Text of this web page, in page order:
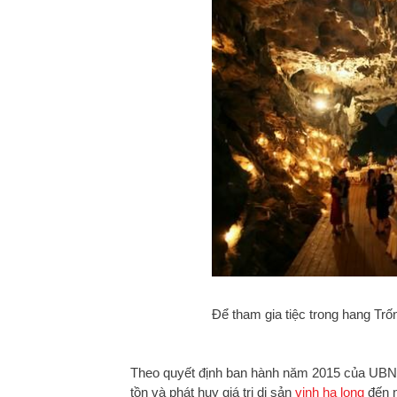
Để tham gia tiệc trong hang
Theo quyết định ban hành năm 2015 của
tồn và phát huy giá trị di sản vịnh hạ long đến